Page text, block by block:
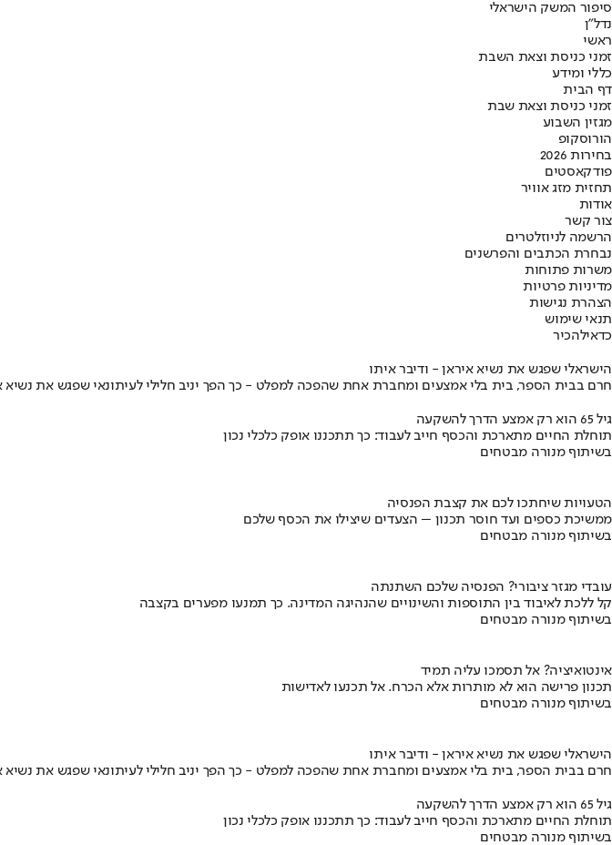
סיפור המשק הישראלי
נדל"ן
ראשי
זמני כניסת וצאת השבת
כללי ומידע
דף הבית
זמני כניסת וצאת שבת
מגזין השבוע
הורוסקופ
בחירות 2026
פודקאסטים
תחזית מזג אוויר
אודות
צור קשר
הרשמה לניוזלטרים
נבחרת הכתבים והפרשנים
משרות פתוחות
מדיניות פרטיות
הצהרת נגישות
תנאי שימוש
כדאילהכיר
הישראלי שפגש את נשיא איראן - ודיבר איתו
חרם בבית הספר, בית בלי אמצעים ומחברת אחת שהפכה למפלט - כך הפך יניב חלילי לעיתונאי שפגש את נשיא
גיל 65 הוא רק אמצע הדרך להשקעה
תוחלת החיים מתארכת והכסף חייב לעבוד: כך תתכננו אופק כלכלי נכון
בשיתוף מנורה מבטחים
הטעויות שיחתכו לכם את קצבת הפנסיה
ממשיכת כספים ועד חוסר תכנון – הצעדים שיצילו את הכסף שלכם
בשיתוף מנורה מבטחים
עובדי מגזר ציבורי? הפנסיה שלכם השתנתה
קל ללכת לאיבוד בין התוספות והשינויים שהנהיגה המדינה. כך תמנעו מפערים בקצבה
בשיתוף מנורה מבטחים
אינטואיציה? אל תסמכו עליה תמיד
תכנון פרישה הוא לא מותרות אלא הכרח. אל תכנעו לאדישות
בשיתוף מנורה מבטחים
הישראלי שפגש את נשיא איראן - ודיבר איתו
חרם בבית הספר, בית בלי אמצעים ומחברת אחת שהפכה למפלט - כך הפך יניב חלילי לעיתונאי שפגש את נשיא
גיל 65 הוא רק אמצע הדרך להשקעה
תוחלת החיים מתארכת והכסף חייב לעבוד: כך תתכננו אופק כלכלי נכון
בשיתוף מנורה מבטחים